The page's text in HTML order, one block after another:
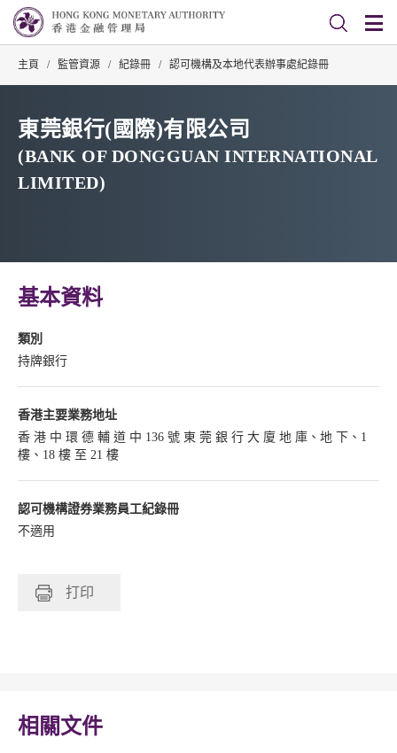
主頁 / 監管資源 / 紀錄冊 / 認可機構及本地代表辦事處紀錄冊
東莞銀行(國際)有限公司
(BANK OF DONGGUAN INTERNATIONAL
LIMITED)
基本資料
類別
持牌銀行
香港主要業務地址
香 港 中 環 德 輔 道 中 136 號 東 莞 銀 行 大 廈 地 庫、地 下、1
樓、18 樓 至 21 樓
認可機構證券業務員工紀錄冊
不適用
打印
相關文件